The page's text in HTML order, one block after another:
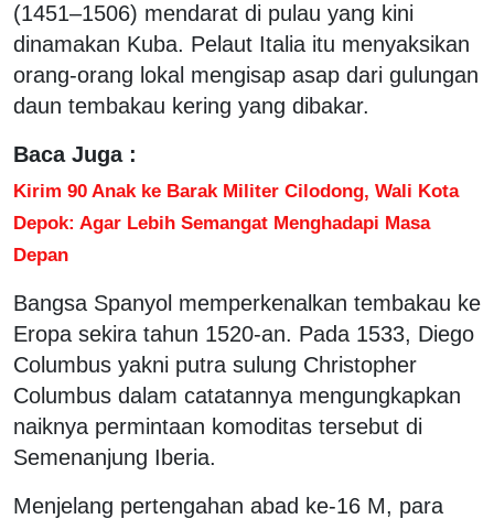
(1451–1506) mendarat di pulau yang kini
dinamakan Kuba. Pelaut Italia itu menyaksikan
orang-orang lokal mengisap asap dari gulungan
daun tembakau kering yang dibakar.
Baca Juga :
Kirim 90 Anak ke Barak Militer Cilodong, Wali Kota
Depok: Agar Lebih Semangat Menghadapi Masa
Depan
Bangsa Spanyol memperkenalkan tembakau ke
Eropa sekira tahun 1520-an. Pada 1533, Diego
Columbus yakni putra sulung Christopher
Columbus dalam catatannya mengungkapkan
naiknya permintaan komoditas tersebut di
Semenanjung Iberia.
Menjelang pertengahan abad ke-16 M, para